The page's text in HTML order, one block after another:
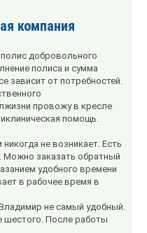
компания
добровольного
полиса и сумма
зависит от потребностей.
провожу в кресле
помощь.
не возникает. Есть
Можно заказать обратный
удобного времени
в рабочее время в
не самый удобный.
шестого. После работы